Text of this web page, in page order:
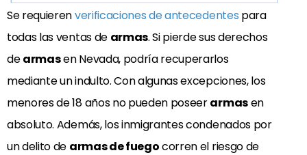
Se requierenverificaciones de antecedentes para
todas las ventas de armas. Si pierde sus derechos
dearmasen Nevada, podría recuperarlos
mediante un indulto. Con algunas excepciones, los
menores de 18 años no pueden poseerarmasen
absoluto. Además, los inmigrantes condenados por
un delito de armas de fuegocorren el riesgo de